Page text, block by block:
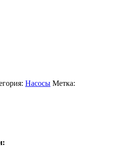
Насосы Метка: